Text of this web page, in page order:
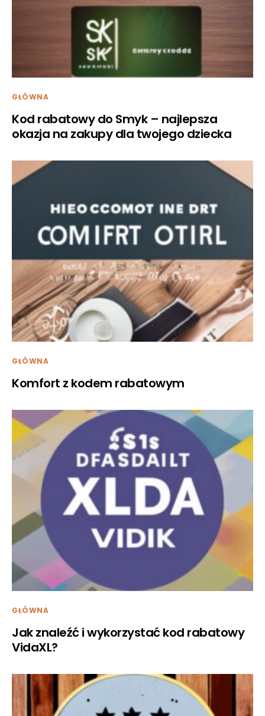
GŁÓWNA
Kod rabatowy do Smyk – najlepsza
okazja na zakupy dla twojego dziecka
GŁÓWNA
Komfort z kodem rabatowym
GŁÓWNA
Jak znaleźć i wykorzystać kod rabatowy
VidaXL?